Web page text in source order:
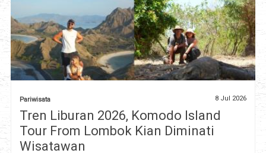
Pariwisata 8 Jul 2026
Tren Liburan 2026, Komodo Island
Tour From Lombok Kian Diminati
Wisatawan